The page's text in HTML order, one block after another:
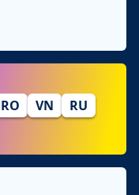
RO VN
RU